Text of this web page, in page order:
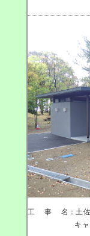
工事名 ：土
キャンプ場